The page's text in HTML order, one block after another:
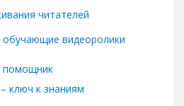
читателей
обучающие видеоролики
помощник
ключ к знаниям